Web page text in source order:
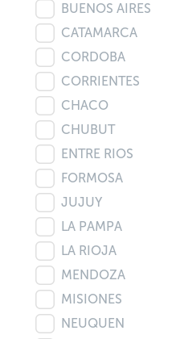
BUENOS AIRES
CATAMARCA
CORDOBA
CORRIENTES
CHACO
CHUBUT
ENTRE RIOS
FORMOSA
JUJUY
LA PAMPA
LA RIOJA
MENDOZA
MISIONES
NEUQUEN